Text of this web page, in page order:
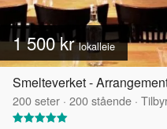
1 500 krlokalleie
Smelteverket -
200seter · 200stående ·